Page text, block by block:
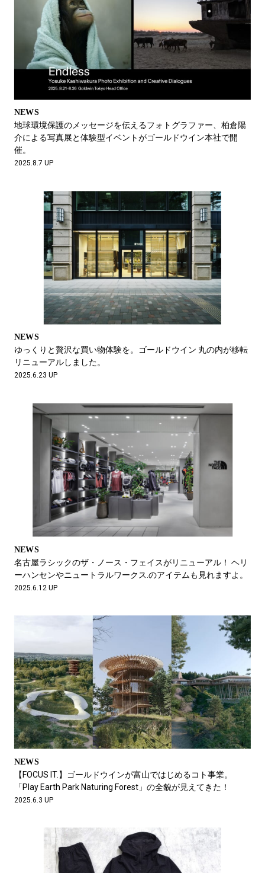
NEWS
地球環境保護のメッセージを伝えるフォトグラファー、柏倉陽
介による写真展と体験型イベントがゴールドウイン本社で開
催。
2025.8.7 UP
NEWS
ゆっくりと贅沢な買い物体験を。ゴールドウイン 丸の内が移転
リニューアルしました。
2025.6.23 UP
NEWS
名古屋ラシックのザ・ノース・フェイスがリニューアル！ ヘリ
ーハンセンやニュートラルワークス.のアイテムも見れますよ。
2025.6.12 UP
NEWS
【FOCUS IT.】ゴールドウインが富山ではじめるコト事業。
「Play Earth Park Naturing Forest」の全貌が見えてきた！
2025.6.3 UP